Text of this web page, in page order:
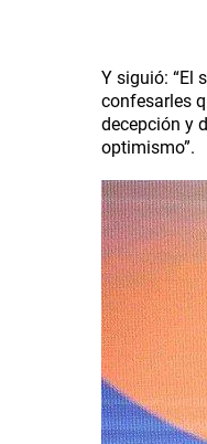
Y siguió: “El
confesarles
decepción y
optimismo”.